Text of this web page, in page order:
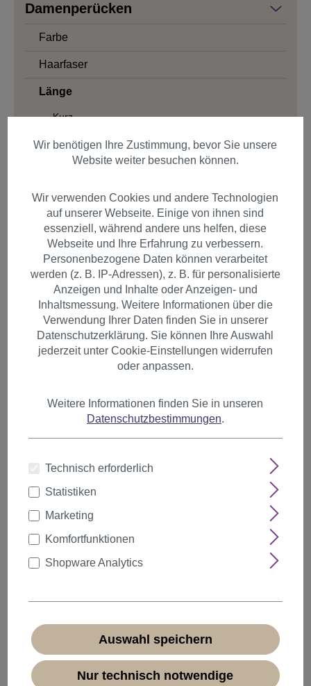
Damenperücken
Farbe
Haarfaser
Länge
Kurz
Schulterlang
Lang
Struktur
Verarbeitungsart
Styles
Produkte filtern
Perücke 60er Retro Hochsteckfrisur Beehive
Wir benötigen Ihre Zustimmung, bevor Sie unsere
Website weiter besuchen können.
Wir verwenden Cookies und andere Technologien
auf unserer Webseite. Einige von ihnen sind
essenziell, während andere uns helfen, diese
Webseite und Ihre Erfahrung zu verbessern.
Personenbezogene Daten können verarbeitet
werden (z. B. IP-Adressen), z. B. für personalisierte
Anzeigen und Inhalte oder Anzeigen- und
Inhaltsmessung. Weitere Informationen über die
Verwendung Ihrer Daten finden Sie in unserer
Datenschutzerklärung. Sie können Ihre Auswahl
jederzeit unter Cookie-Einstellungen widerrufen
oder anpassen.
Weitere Informationen finden Sie in unseren
Datenschutzbestimmungen.
Technisch erforderlich
Statistiken
Marketing
Komfortfunktionen
Shopware Analytics
Auswahl speichern
Nur technisch notwendige